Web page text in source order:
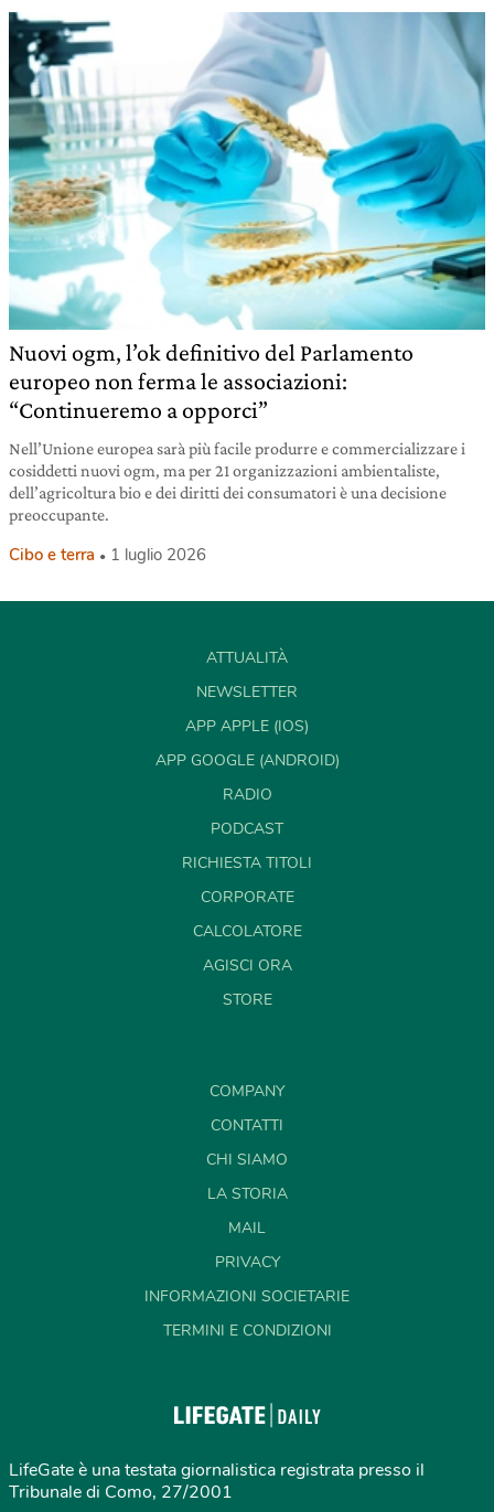
Nuovi ogm, l’ok definitivo del Parlamento
europeo non ferma le associazioni:
“Continueremo a opporci”
Nell’Unione europea sarà più facile produrre e commercializzare i
cosiddetti nuovi ogm, ma per 21 organizzazioni ambientaliste,
dell’agricoltura bio e dei diritti dei consumatori è una decisione
preoccupante.
Cibo e terra 1 luglio 2026
ATTUALITÀ
NEWSLETTER
APP APPLE (IOS)
APP GOOGLE (ANDROID)
RADIO
PODCAST
RICHIESTA TITOLI
CORPORATE
CALCOLATORE
AGISCI ORA
STORE
COMPANY
CONTATTI
CHI SIAMO
LA STORIA
MAIL
PRIVACY
INFORMAZIONI SOCIETARIE
TERMINI E CONDIZIONI
LifeGate è una testata giornalistica registrata presso il
Tribunale di Como, 27/2001